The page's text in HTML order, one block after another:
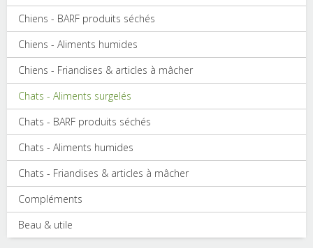
Chiens - BARF produits séchés
Chiens - Aliments humides
Chiens - Friandises & articles à mâcher
Chats - Aliments surgelés
Chats - BARF produits séchés
Chats - Aliments humides
Chats - Friandises & articles à mâcher
Compléments
Beau & utile